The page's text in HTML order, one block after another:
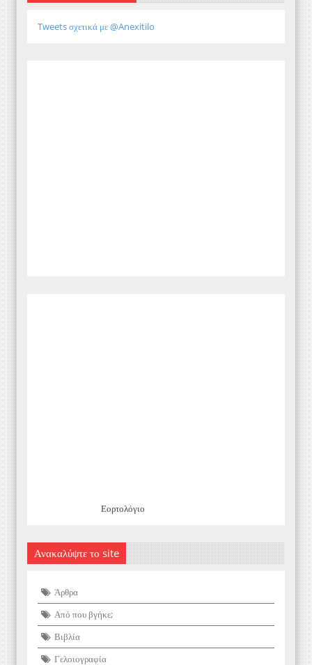
Tweets σχετικά με @Anexitilo
Εορτολόγιο
Ανακαλύψτε το site
Άρθρα
Από που βγήκε;
Βιβλία
Γελοιογραφία